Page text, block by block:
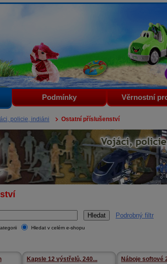
Podmínky Věrnostní
policie, indiáni Ostatní příslušenství
Podrobný filtr
Hledat v celém e-shopu
Kapsle 12 výstřelů, 240... Náboje softové